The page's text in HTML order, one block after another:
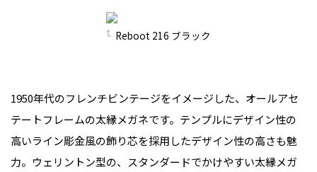
Reboot 216 ブラック
1950年代のフレンチビンテージをイメージした、オールアセ
テートフレームの太縁メガネです。テンプルにデザイン性の
高いライン彫金風の飾り芯を採用したデザイン性の高さも魅
力。ウェリントン型の、スタンダードでかけやすい太縁メガ